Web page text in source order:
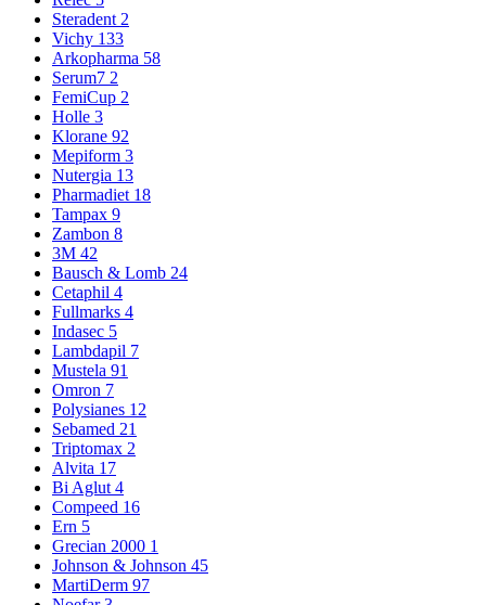
Steradent 2
Vichy 133
Arkopharma 58
Serum7 2
FemiCup 2
Holle 3
Klorane 92
Mepiform 3
Nutergia 13
Pharmadiet 18
Tampax 9
Zambon 8
3M 42
Bausch & Lomb 24
Cetaphil 4
Fullmarks 4
Indasec 5
Lambdapil 7
Mustela 91
Omron 7
Polysianes 12
Sebamed 21
Triptomax 2
Alvita 17
Bi Aglut 4
Compeed 16
Ern 5
Grecian 2000 1
Johnson & Johnson 45
MartiDerm 97